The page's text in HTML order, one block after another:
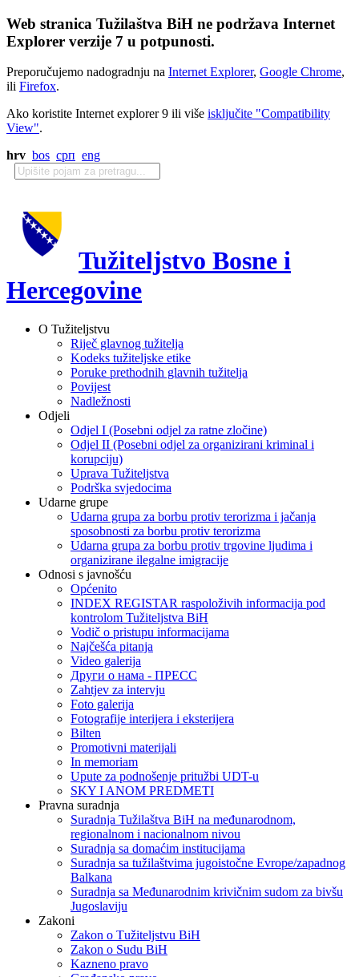
Web stranica Tužilaštva BiH ne podržava Internet
Explorer verzije 7 u potpunosti.
Preporučujemo nadogradnju na Internet Explorer, Google Chrome,
ili Firefox.
Ako koristite Internet explorer 9 ili više isključite "Compatibility
View".
hrv bos срп eng
Tužiteljstvo Bosne i
Hercegovine
O Tužiteljstvu
Riječ glavnog tužitelja
Kodeks tužiteljske etike
Poruke prethodnih glavnih tužitelja
Povijest
Nadležnosti
Odjeli
Odjel I (Posebni odjel za ratne zločine)
Odjel II (Posebni odjel za organizirani kriminal i
korupciju)
Uprava Tužiteljstva
Podrška svjedocima
Udarne grupe
Udarna grupa za borbu protiv terorizma i jačanja
sposobnosti za borbu protiv terorizma
Udarna grupa za borbu protiv trgovine ljudima i
organizirane ilegalne imigracije
Odnosi s javnošću
Općenito
INDEX REGISTAR raspoloživih informacija pod
kontrolom Tužiteljstva BiH
Vodič o pristupu informacijama
Najčešća pitanja
Video galerija
Други о нама - ПРЕСC
Zahtjev za intervju
Foto galerija
Fotografije interijera i eksterijera
Bilten
Promotivni materijali
In memoriam
Upute za podnošenje pritužbi UDT-u
SKY I ANOM PREDMETI
Pravna suradnja
Suradnja Tužilaštva BiH na međunarodnom,
regionalnom i nacionalnom nivou
Suradnja sa domaćim institucijama
Suradnja sa tužilaštvima jugoistočne Evrope/zapadnog
Balkana
Suradnja sa Međunarodnim krivičnim sudom za bivšu
Jugoslaviju
Zakoni
Zakon o Тužiteljstvu BiH
Zakon o Sudu BiH
Kazneno pravo